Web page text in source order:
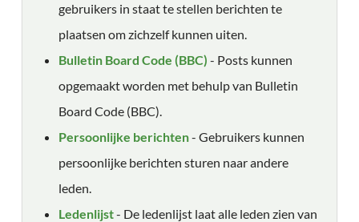
gebruikers in staat te stellen berichten te
plaatsen om zichzelf kunnen uiten.
Bulletin Board Code (BBC) - Posts kunnen
opgemaakt worden met behulp van Bulletin
Board Code (BBC).
Persoonlijke berichten- Gebruikers kunnen
persoonlijke berichten sturen naar andere
leden.
Ledenlijst- De ledenlijst laat alle leden zien van